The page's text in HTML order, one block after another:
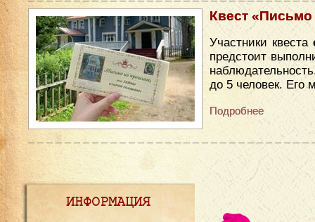
Квест
Участники квеста
предстоит
до 5 человек. Его
Подробнее
ИНФОРМАЦИЯ